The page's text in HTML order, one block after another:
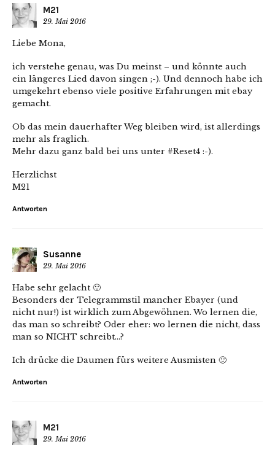
M21
29. Mai 2016
Liebe Mona,
ich verstehe genau, was Du meinst – und könnte auch
ein längeres Lied davon singen ;-). Und dennoch habe ich
umgekehrt ebenso viele positive Erfahrungen mit ebay
gemacht.
Ob das mein dauerhafter Weg bleiben wird, ist allerdings
mehr als fraglich.
Mehr dazu ganz bald bei uns unter #Reset4 :-).
Herzlichst
M21
Antworten
Susanne
29. Mai 2016
Habe sehr gelacht 🙂
Besonders der Telegrammstil mancher Ebayer (und
nicht nur!) ist wirklich zum Abgewöhnen. Wo lernen die,
das man so schreibt? Oder eher: wo lernen die nicht, dass
man so NICHT schreibt…?
Ich drücke die Daumen fürs weitere Ausmisten 🙂
Antworten
M21
29. Mai 2016